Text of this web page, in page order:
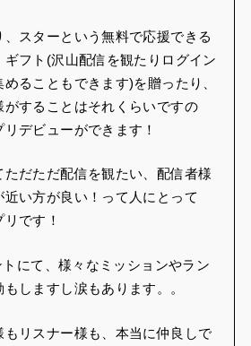
、スターという無料で応援できる
フト(沢山配信を観たりログイン
ることもできます)を贈ったり、
がすることはそれくらいですの
デビューができます！
だただ配信を観たい、配信者様
近い方が良い！って人にとって
です！
トにて、様々なミッションやラン
しますし涙もあります。。
もリスナー様も、本当に仲良しで